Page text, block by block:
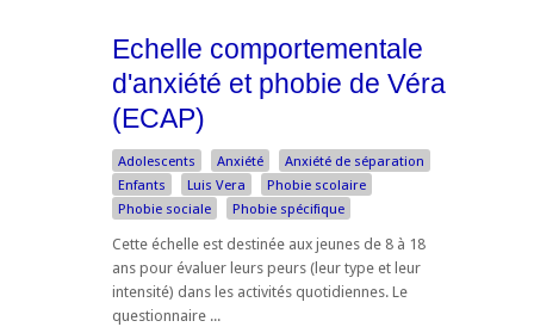
Echelle comportementale
d'anxiété et phobie de Véra
(ECAP)
Adolescents Anxiété
Anxiété de séparation
Enfants
Luis Vera
Phobie scolaire
Phobie sociale
Phobie spécifique
Cette échelle est destinée aux jeunes de 8 à 18
ans pour évaluer leurs peurs (leur type et leur
intensité) dans les activités quotidiennes. Le
questionnaire ...